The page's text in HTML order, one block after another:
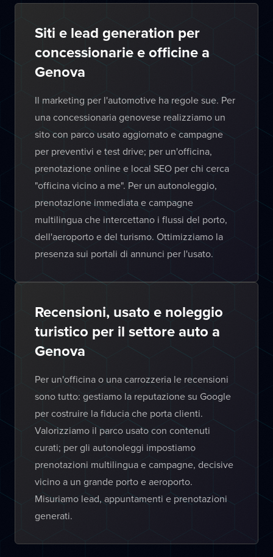
Siti e lead generation per
concessionarie e officine a
Genova
Il marketing per l'automotive ha regole sue. Per
una concessionaria genovese realizziamo un
sito con parco usato aggiornato e campagne
per preventivi e test drive; per un'officina,
prenotazione online e local SEO per chi cerca
"officina vicino a me". Per un autonoleggio,
prenotazione immediata e campagne
multilingua che intercettano i flussi del porto,
dell'aeroporto e del turismo. Ottimizziamo la
presenza sui portali di annunci per l'usato.
Recensioni, usato e noleggio
turistico per il settore auto a
Genova
Per un'officina o una carrozzeria le recensioni
sono tutto: gestiamo la reputazione su Google
per costruire la fiducia che porta clienti.
Valorizziamo il parco usato con contenuti
curati; per gli autonoleggi impostiamo
prenotazioni multilingua e campagne, decisive
vicino a un grande porto e aeroporto.
Misuriamo lead, appuntamenti e prenotazioni
generati.